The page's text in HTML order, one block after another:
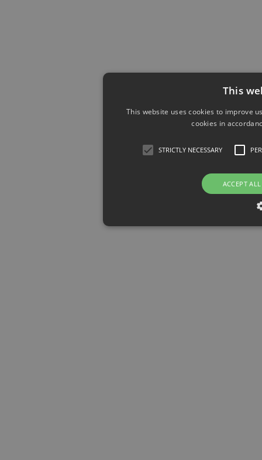
This
This website uses cookies to improve
cookies in
STRICTLY NECESSARY
ACCEPT ALL